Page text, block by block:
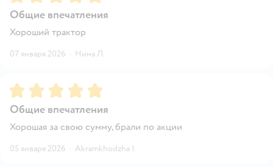
Общие впечатления
Хороший трактор
07 января 2026 · Нина Л.
Рейтинг:5
Общие впечатления
Хорошая за свою сумму, брали по акции
05 января 2026 · Akramkhodzha I.